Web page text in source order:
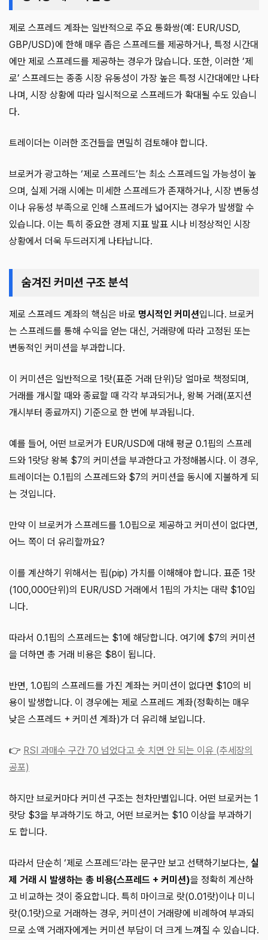
제로 스프레드 계좌는 일반적으로 주요 통화쌍(예: EUR/USD,
GBP/USD)에 한해 매우 좁은 스프레드를 제공하거나, 특정 시간대
에만 제로 스프레드를 제공하는 경우가 많습니다. 또한, 이러한 ‘제
로’ 스프레드는 종종 시장 유동성이 가장 높은 특정 시간대에만 나타
나며, 시장 상황에 따라 일시적으로 스프레드가 확대될 수도 있습니
다.
트레이더는 이러한 조건들을 면밀히 검토해야 합니다.
브로커가 광고하는 ‘제로 스프레드’는 최소 스프레드일 가능성이 높
으며, 실제 거래 시에는 미세한 스프레드가 존재하거나, 시장 변동성
이나 유동성 부족으로 인해 스프레드가 넓어지는 경우가 발생할 수
있습니다. 이는 특히 중요한 경제 지표 발표 시나 비정상적인 시장
상황에서 더욱 두드러지게 나타납니다.
숨겨진 커미션 구조 분석
제로 스프레드 계좌의 핵심은 바로 명시적인 커미션입니다. 브로커
는 스프레드를 통해 수익을 얻는 대신, 거래량에 따라 고정된 또는
변동적인 커미션을 부과합니다.
이 커미션은 일반적으로 1랏(표준 거래 단위)당 얼마로 책정되며,
거래를 개시할 때와 종료할 때 각각 부과되거나, 왕복 거래(포지션
개시부터 종료까지) 기준으로 한 번에 부과됩니다.
예를 들어, 어떤 브로커가 EUR/USD에 대해 평균 0.1핍의 스프레
드와 1랏당 왕복 $7의 커미션을 부과한다고 가정해봅시다. 이 경우,
트레이더는 0.1핍의 스프레드와 $7의 커미션을 동시에 지불하게 되
는 것입니다.
만약 이 브로커가 스프레드를 1.0핍으로 제공하고 커미션이 없다면,
어느 쪽이 더 유리할까요?
이를 계산하기 위해서는 핍(pip) 가치를 이해해야 합니다. 표준 1랏
(100,000단위)의 EUR/USD 거래에서 1핍의 가치는 대략 $10입
니다.
따라서 0.1핍의 스프레드는 $1에 해당합니다. 여기에 $7의 커미션
을 더하면 총 거래 비용은 $8이 됩니다.
반면, 1.0핍의 스프레드를 가진 계좌는 커미션이 없다면 $10의 비
용이 발생합니다. 이 경우에는 제로 스프레드 계좌(정확히는 매우
낮은 스프레드 + 커미션 계좌)가 더 유리해 보입니다.
👉 RSI 과매수 구간 70 넘었다고 숏 치면 안 되는 이유 (추세장의
공포)
하지만 브로커마다 커미션 구조는 천차만별입니다. 어떤 브로커는 1
랏당 $3을 부과하기도 하고, 어떤 브로커는 $10 이상을 부과하기
도 합니다.
따라서 단순히 ‘제로 스프레드’라는 문구만 보고 선택하기보다는, 실
제 거래 시 발생하는 총 비용(스프레드 + 커미션)을 정확히 계산하
고 비교하는 것이 중요합니다. 특히 마이크로 랏(0.01랏)이나 미니
랏(0.1랏)으로 거래하는 경우, 커미션이 거래량에 비례하여 부과되
므로 소액 거래자에게는 커미션 부담이 더 크게 느껴질 수 있습니다.